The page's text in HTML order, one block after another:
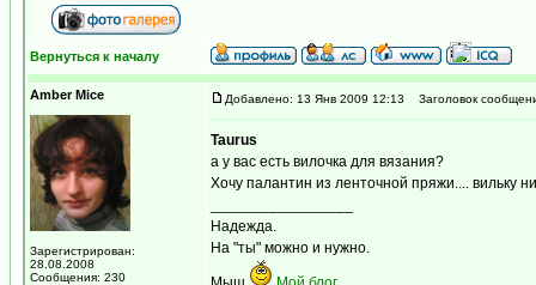
Вернуться к началу
Amber Mice
Зарегистрирован:
28.08.2008
Сообщения: 230
Добавлено: 13 Янв 2009 12:13 Заголовок
Taurus
а у вас есть вилочка для вязания?
Хочу палантин из ленточной пряжи.... вильку
Надежда.
На "ты" можно и нужно.